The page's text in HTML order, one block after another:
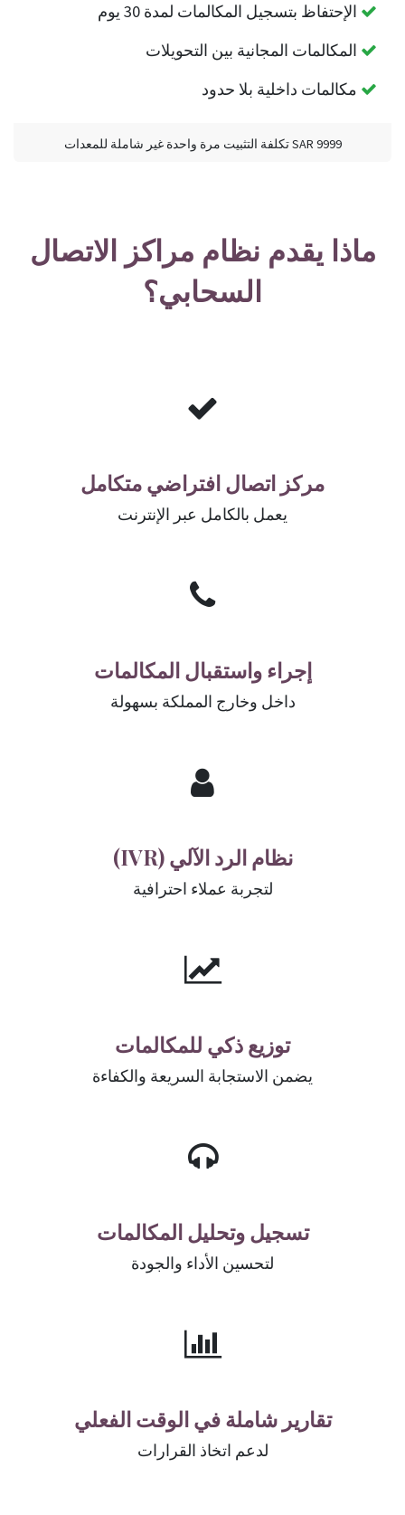
الإحتفاظ بتسجيل المكالمات لمدة 30 يوم
المكالمات المجانية بين التحويلات
مكالمات داخلية بلا حدود
9999 SAR تكلفة التثبيت مرة واحدة غير شاملة للمعدات
ماذا يقدم نظام مراكز الاتصال
السحابي؟
مركز اتصال افتراضي متكامل
يعمل بالكامل عبر الإنترنت
إجراء واستقبال المكالمات
داخل وخارج المملكة بسهولة
نظام الرد الآلي (IVR)
لتجربة عملاء احترافية
توزيع ذكي للمكالمات
يضمن الاستجابة السريعة والكفاءة
تسجيل وتحليل المكالمات
لتحسين الأداء والجودة
تقارير شاملة في الوقت الفعلي
لدعم اتخاذ القرارات